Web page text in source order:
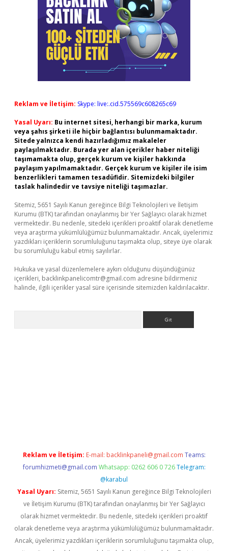
Reklam ve İletişim: Skype: live:.cid.575569c608265c69
Yasal Uyarı: Bu internet sitesi, herhangi bir marka, kurum
veya şahıs şirketi ile hiçbir bağlantısı bulunmamaktadır.
Sitede yalnızca kendi hazırladığımız makaleler
paylaşılmaktadır. Burada yer alan içerikler haber niteliği
taşımamakta olup, gerçek kurum ve kişiler hakkında
paylaşım yapılmamaktadır. Gerçek kurum ve kişiler ile isim
benzerlikleri tamamen tesadüfidir. Sitemizdeki bilgiler
taslak halindedir ve tavsiye niteliği taşımazlar.
Sitemiz, 5651 Sayılı Kanun gereğince Bilgi Teknolojileri ve İletişim
Kurumu (BTK) tarafından onaylanmış bir Yer Sağlayıcı olarak hizmet
vermektedir. Bu nedenle, sitedeki içerikleri proaktif olarak denetleme
veya araştırma yükümlülüğümüz bulunmamaktadır. Ancak, üyelerimiz
yazdıkları içeriklerin sorumluluğunu taşımakta olup, siteye üye olarak
bu sorumluluğu kabul etmiş sayılırlar.
Hukuka ve yasal düzenlemelere aykırı olduğunu düşündüğünüz
içerikleri, backlinkpanelicomtr@gmail.com adresine bildirmeniz
halinde, ilgili içerikler yasal süre içerisinde sitemizden kaldırılacaktır.
Reklam ve İletişim: E-mail: backlinkpaneli@gmail.com Teams:
forumhizmeti@gmail.com Whatsapp: 0262 606 0 726 Telegram:
@karabul
Yasal Uyarı: Sitemiz, 5651 Sayılı Kanun gereğince Bilgi Teknolojileri
ve İletişim Kurumu (BTK) tarafından onaylanmış bir Yer Sağlayıcı
olarak hizmet vermektedir. Bu nedenle, sitedeki içerikleri proaktif
olarak denetleme veya araştırma yükümlülüğümüz bulunmamaktadır.
Ancak, üyelerimiz yazdıkları içeriklerin sorumluluğunu taşımakta olup,